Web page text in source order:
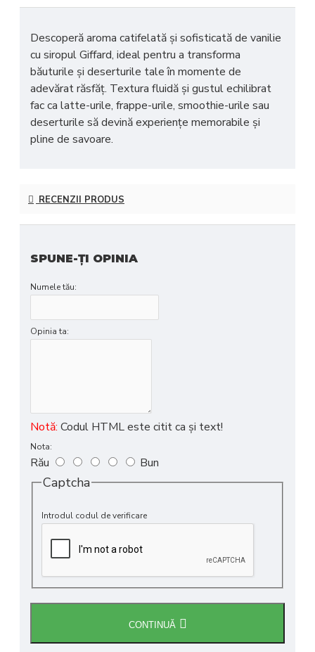
Descoperă aroma catifelată și sofisticată de vanilie
cu siropul Giffard, ideal pentru a transforma
băuturile și deserturile tale în momente de
adevărat răsfăț. Textura fluidă și gustul echilibrat
fac ca latte-urile, frappe-urile, smoothie-urile sau
deserturile să devinăexperiențe memorabile și
pline de savoare.
RECENZII PRODUS
SPUNE-ŢI OPINIA
Numele tău:
Opinia ta:
Notă: Codul HTML este citit ca şi text!
Nota:
Rău Bun
Captcha
Introdul codul de verificare
CONTINUĂ